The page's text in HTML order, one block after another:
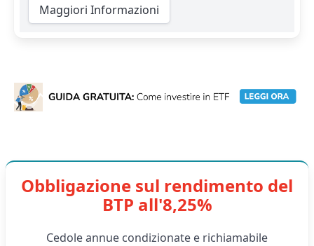
Maggiori Informazioni
Obbligazione sul rendimento del
BTP all'8,25%
Cedole annue condizionate e richiamabile